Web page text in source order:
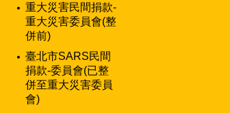
重大災害民間捐款-
重大災害委員會(整
併前)
臺北市SARS民間
捐款-委員會(已整
併至重大災害委員
會)